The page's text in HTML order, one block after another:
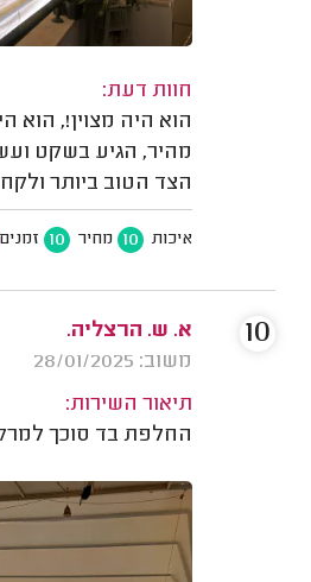
חוות דעת:
הוא היה מצוין!, הוא
מהיר, הגיע בשקט
הצד הטוב ביותר
איכות 10 מחיר 10 זמנים
א. ש. הרצליה.
משוב: 28/01/2025
תיאור השירות:
החלפת בד סוכך
10